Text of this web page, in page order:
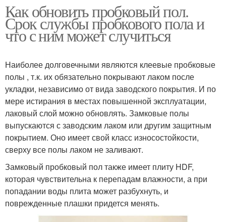
Как обновить пробковый пол.
Срок службы пробкового пола и
что с ним может случиться
Наиболее долговечными являются клеевые пробковые
полы , т.к. их обязательно покрывают лаком после
укладки, независимо от вида заводского покрытия. И по
мере истирания в местах повышенной эксплуатации,
лаковый слой можно обновлять. Замковые полы
выпускаются с заводским лаком или другим защитным
покрытием. Оно имеет свой класс износостойкости,
сверху все полы лаком не заливают.
Замковый пробковый пол также имеет плиту HDF,
которая чувствительна к перепадам влажности, а при
попадании воды плита может разбухнуть, и
поврежденные плашки придется менять.